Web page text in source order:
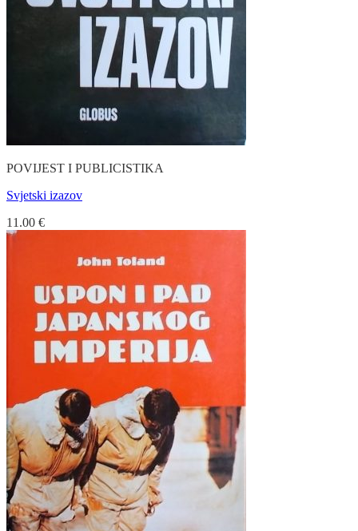
POVIJEST I PUBLICISTIKA
Svjetski izazov
11.00 €